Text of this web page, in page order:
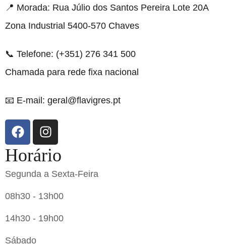
📍 Morada: Rua Júlio dos Santos Pereira Lote 20A
Zona Industrial 5400-570 Chaves
📞 Telefone: (+351) 276 341 500
Chamada para rede fixa nacional
📧 E-mail: geral@flavigres.pt
Horário
Segunda a Sexta-Feira
08h30 - 13h00
14h30 - 19h00
Sábado